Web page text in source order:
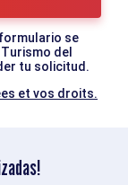
se
del
tu solicitud.
et vos droits.